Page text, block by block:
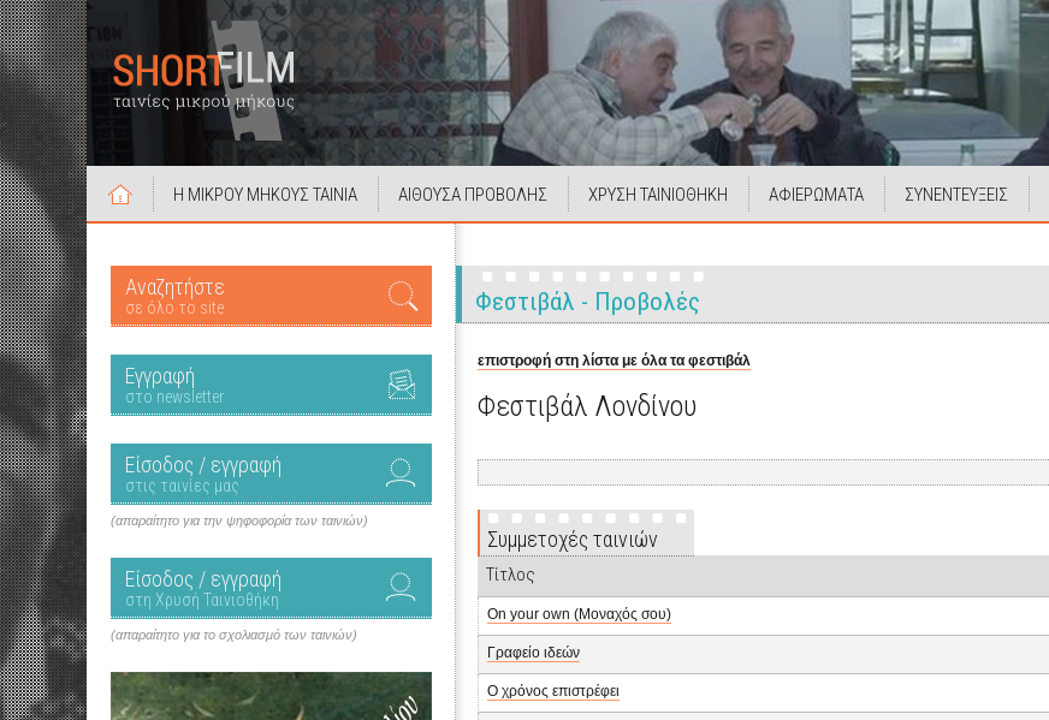
Η ΜΙΚΡΟΥ ΜΗΚΟΥΣ ΤΑΙΝΙΑ ΑΙΘΟΥΣΑ ΠΡΟΒΟΛΗΣ ΧΡΥΣΗ ΤΑΙΝΙΟΘΗΚΗ ΑΦΙΕΡΩΜΑΤΑ ΣΥΝΕΝΤΕΥΞΕΙΣ
Αναζητήστε
σε όλο το site
Εγγραφή
στο newsletter
Είσοδος / εγγραφή
στις ταινίες μας
(απαραίτητο για την ψηφοφορία των ταινιών)
Είσοδος / εγγραφή
στη Χρυσή Ταινιοθήκη
(απαραίτητο για το σχολιασμό των ταινιών)
Φεστιβάλ - Προβολές
επιστροφή στη λίστα με όλα τα φεστιβάλ
Φεστιβάλ Λονδίνου
Συμμετοχές ταινιών
Τίτλος
On your own (Μοναχός σου)
Γραφείο ιδεών
Ο χρόνος επιστρέφει